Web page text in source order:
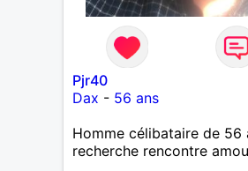
Pjr40
Dax - 56 ans
Homme célibataire de 56
recherche rencontre